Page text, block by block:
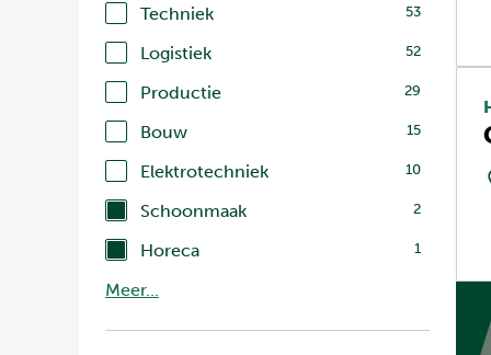
Techniek 53
Logistiek 52
Productie 29
Bouw 15
Elektrotechniek 10
Schoonmaak 2
Horeca 1
Meer...